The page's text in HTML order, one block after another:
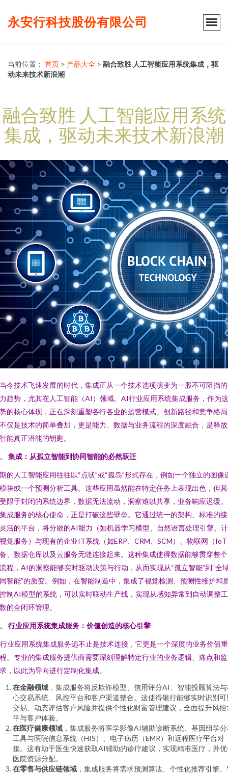
永安行科技股份有限公司
当前位置： 首页 > 产品大全 > 融合致胜 人工智能应用系统集成，驱
动未来技术新浪潮
融合致胜 人工智能应用系统
集成，驱动未来技术新浪潮
今技术飞速发展的时代，集成正从一个技术选项演变为一股不可阻挡
趋势，尤其在人工智能（AI）领域。AI行业应用系统集成服务，作为
的核心体现，正在深刻重塑各行各业的运营模式、创新路径和竞争格
仅是技术的简单叠加，更是能力、数据与业务流程的深度融合，是释
能真正潜能的钥匙。
集成：从孤立智能到协同智能的必然跃迁
的人工智能应用往往以“点状”或“孤岛”形式存在，例如一个独立的图像
块或一个预测分析工具。这些应用虽然能在特定任务上表现出色，但
限于封闭的系统边界，数据无法流动，洞察难以共享，业务响应迟缓
成服务的核心使命，正是打破这些壁垒。它通过统一的架构、标准的
活的平台，将分散的AI能力（如机器学习模型、自然语言处理引擎、
觉服务）与现有的企业IT系统（如ERP、CRM、SCM）、物联网（
、数据仓库以及云服务无缝连接起来。这种集成使得数据能够贯穿整
程，AI的洞察能够实时驱动决策与行动，从而实现从“孤立智能”到“全
智能”的质变。例如，在智能制造中，集成了视觉检测、预测性维护和
制AI模型的系统，可以实时联动生产线，实现从感知异常到自动调整
的全闭环管理。
行业应用系统集成服务：价值创造的核心引擎
业应用系统集成服务远不止是技术连接，它更是一个深度的业务价值
。专业的集成服务提供商需要深刻理解特定行业的业务逻辑、痛点和
，以此为导向进行定制化集成。
在金融领域 ，集成服务将反欺诈模型、信用评分AI、智能投顾算法
心交易系统、风控平台和客户渠道整合。这使得银行能够实时识别可
交易、动态评估客户风险并提供个性化财富管理建议，全面提升风控
平与客户体验。
在医疗健康领域 ，集成服务将医学影像AI辅助诊断系统、基因组学
工具与医院信息系统（HIS）、电子病历（EMR）和远程医疗平台对
接。这有助于医生快速获取AI辅助的诊疗建议，实现精准医疗，并
医院资源分配。
在零售与供应链领域 ，集成服务将需求预测算法、个性化推荐引擎